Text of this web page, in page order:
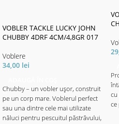
VOBLER TACKLE LUCKY JOHN
CHUBBY 4DRF 4CM/4,8GR 017
Voblere
34,00 lei
Chubby – un vobler ușor, construit
pe un corp mare. Voblerul perfect
sau una dintre cele mai utilizate
năluci pentru pescuitul păstrăvului,
cu
ce